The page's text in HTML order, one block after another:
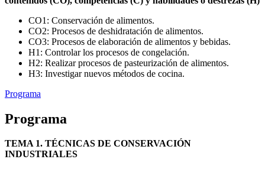
CO1: Conservación de alimentos.
CO2: Procesos de deshidratación de alimentos.
CO3: Procesos de elaboración de alimentos y bebidas.
H1: Controlar los procesos de congelación.
H2: Realizar procesos de pasteurización de alimentos.
H3: Investigar nuevos métodos de cocina.
Programa
Programa
TEMA 1. TÉCNICAS DE CONSERVACIÓN
INDUSTRIALES